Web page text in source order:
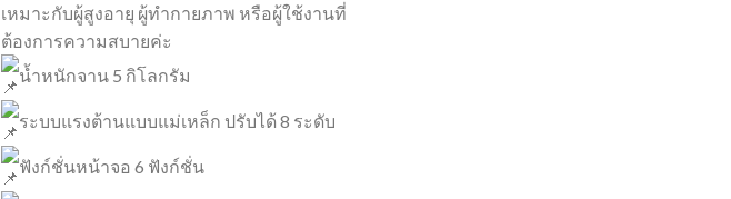
เหมาะกับผู้สูงอายุ ผู้ทำกายภาพ หรือผู้ใช้งานที่
ต้องการความสบายค่ะ
น้ำหนักจาน 5 กิโลกรัม
ระบบแรงต้านแบบแม่เหล็ก ปรับได้ 8 ระดับ
ฟังก์ชั่นหน้าจอ 6 ฟังก์ชั่น